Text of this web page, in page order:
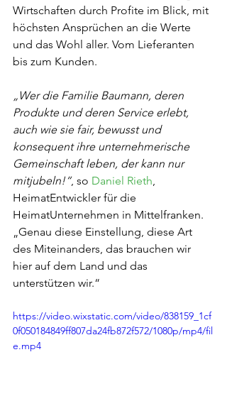
Wirtschaften durch Profite im Blick, mit
höchsten Ansprüchen an die Werte
und das Wohl aller. Vom Lieferanten
bis zum Kunden.
„Wer die Familie Baumann, deren
Produkte und deren Service erlebt,
auch wie sie fair, bewusst und
konsequent ihre unternehmerische
Gemeinschaft leben, der kann nur
mitjubeln!“, so Daniel Rieth,
HeimatEntwickler für die
HeimatUnternehmen in Mittelfranken.
„Genau diese Einstellung, diese Art
des Miteinanders, das brauchen wir
hier auf dem Land und das
unterstützen wir.“
https://video.wixstatic.com/video/838159_1cf
0f050184849ff807da24fb872f572/1080p/mp4/fil
e.mp4